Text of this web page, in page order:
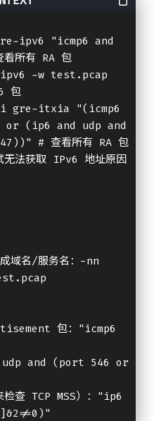
ipv6 "icmp6 and
所有 RA 包
-w test.pcap
包
i gre-itxia "(icmp6
(ip6 and udp and
# 查看所有 RA 包
无法获取 IPv6 地址原因
域名/服务名：-nn
包："icmp6
udp and (port 546 or
查 TCP MSS）："ip6